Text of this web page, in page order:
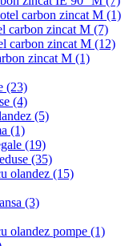
carbon zincat M (1)
carbon zincat M (7)
carbon zincat M (12)
zincat M (1)
(23)
(4)
(5)
(1)
(19)
(35)
olandez (15)
(3)
olandez pompe (1)